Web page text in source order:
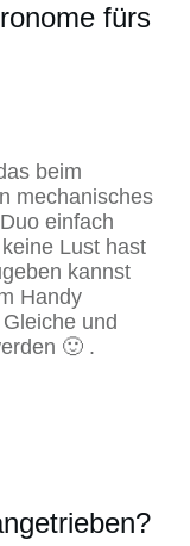
fürs
beim
mechanisches
einfach
Lust hast
kannst
Handy
und
🙂 .